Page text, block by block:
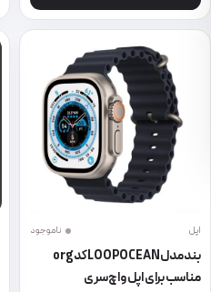
اپل ناموجود
بند مدل LOOP OCEAN کد org
مناسب برای اپل واچ سری